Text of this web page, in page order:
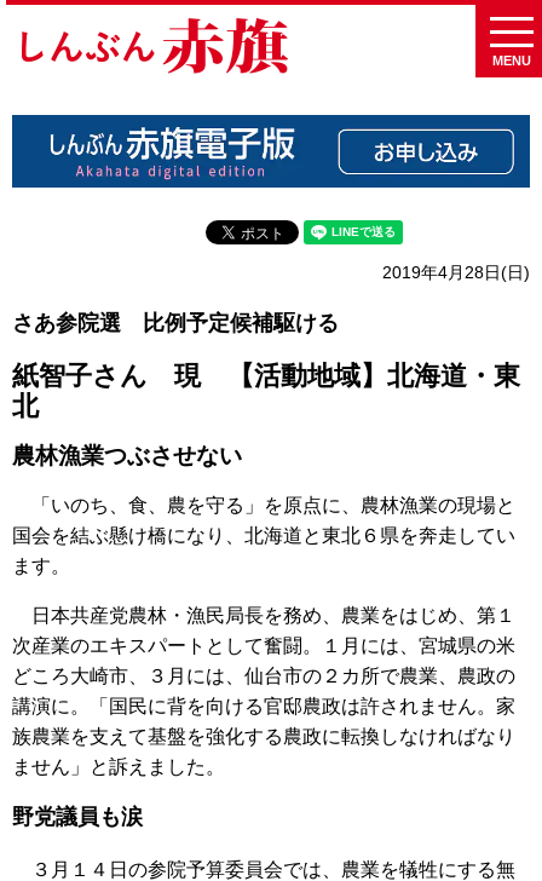
MENU
2019年4月28日(日)
さあ参院選 比例予定候補駆ける
紙智子さん 現 【活動地域】北海道・東
北
農林漁業つぶさせない
「いのち、食、農を守る」を原点に、農林漁業の現場と
国会を結ぶ懸け橋になり、北海道と東北６県を奔走してい
ます。
日本共産党農林・漁民局長を務め、農業をはじめ、第１
次産業のエキスパートとして奮闘。１月には、宮城県の米
どころ大崎市、３月には、仙台市の２カ所で農業、農政の
講演に。「国民に背を向ける官邸農政は許されません。家
族農業を支えて基盤を強化する農政に転換しなければなり
ません」と訴えました。
野党議員も涙
３月１４日の参院予算委員会では、農業を犠牲にする無